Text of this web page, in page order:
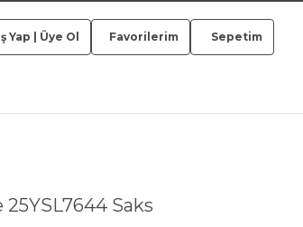
Yap Üye Ol Favorilerim Sepetim
25YSL7644 Saks